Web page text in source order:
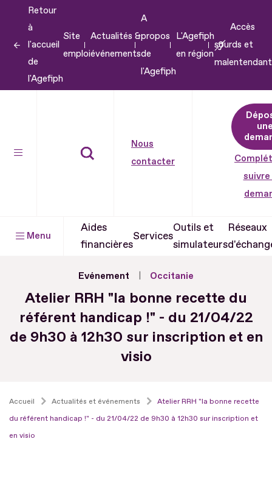
contenu
Retour
à
l'accueil
de
l'Agefiph
Site
emploi
Actualités &
événements
A
propos
de
l'Agefiph
L'Agefiph
en région
Accès
sourds et
Nous
contacter
suivre
Menu
Aides
financières
Services
Outils et
simulateurs
Réseaux
Evénement Occitanie
Atelier RRH "la bonne recette du
référent handicap !" - du 21/04/22
de 9h30 à 12h30 sur inscription et en
visio
Accueil Actualités et événements
Atelier RRH "la bonne recette
du référent handicap !" - du 21/04/22 de 9h30 à 12h30 sur inscription et
en visio